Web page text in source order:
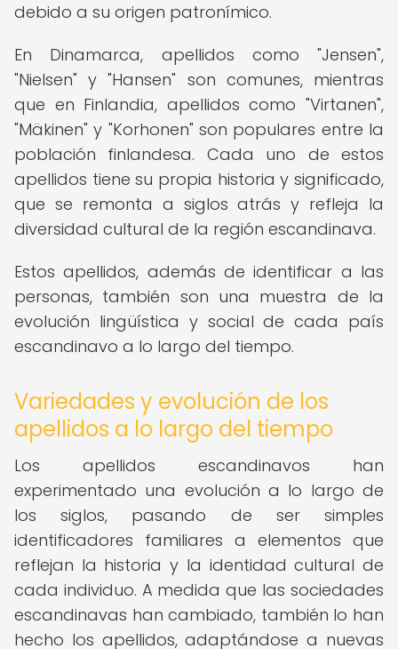
debido a su origen patronímico.
En Dinamarca, apellidos como "Jensen",
"Nielsen" y "Hansen" son comunes, mientras
que en Finlandia, apellidos como "Virtanen",
"Mäkinen" y "Korhonen" son populares entre la
población finlandesa. Cada uno de estos
apellidos tiene su propia historia y significado,
que se remonta a siglos atrás y refleja la
diversidad cultural de la región escandinava.
Estos apellidos, además de identificar a las
personas, también son una muestra de la
evolución lingüística y social de cada país
escandinavo a lo largo del tiempo.
Variedades y evolución de los
apellidos a lo largo del tiempo
Los apellidos escandinavos han
experimentado una evolución a lo largo de
los siglos, pasando de ser simples
identificadores familiares a elementos que
reflejan la historia y la identidad cultural de
cada individuo. A medida que las sociedades
escandinavas han cambiado, también lo han
hecho los apellidos, adaptándose a nuevas